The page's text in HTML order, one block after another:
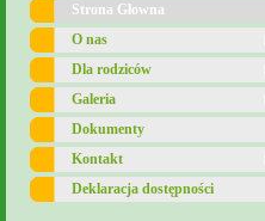
Strona Głowna
O nas
Dla rodziców
Galeria
Dokumenty
Kontakt
Deklaracja dostępności